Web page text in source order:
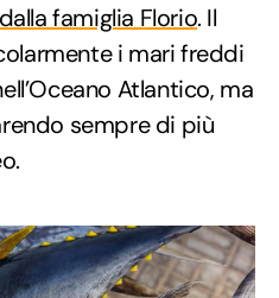
famiglia Florio. Il
i mari freddi
Atlantico, ma
sempre di più